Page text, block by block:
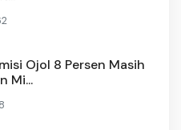
Ojol 8 Persen Masih
Mi...